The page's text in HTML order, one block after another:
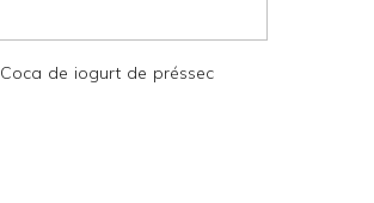
Coca de iogurt de préssec